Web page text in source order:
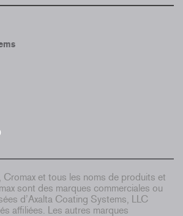
Cromax et tous les noms de produits et
sont des marques commerciales ou
d’Axalta Coating Systems, LLC
affiliées. Les autres marques